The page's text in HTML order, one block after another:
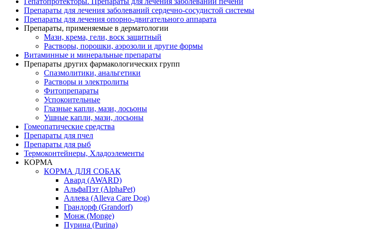
Препараты для лечения заболеваний сердечно-сосудистой системы
Препараты для лечения опорно-двигательного аппарата
Препараты, применяемые в дерматологии
Мази, крема, гели, воск защитный
Растворы, порошки, аэрозоли и другие формы
Витаминные и минеральные препараты
Препараты других фармакологических групп
Спазмолитики, анальгетики
Растворы и электролиты
Фитопрепараты
Успокоительные
Глазные капли, мази, лосьоны
Ушные капли, мази, лосьоны
Гомеопатические средства
Препараты для пчел
Препараты для рыб
Термоконтейнеры, Хладоэлементы
КОРМА
КОРМА ДЛЯ СОБАК
Авард (AWARD)
АльфаПэт (AlphaPet)
Аллева (Alleva Care Dog)
Грандорф (Grandorf)
Монж (Monge)
Пурина (Purina)